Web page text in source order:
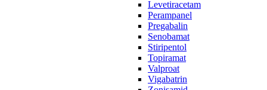
Levetiracetam
Perampanel
Pregabalin
Senobamat
Stiripentol
Topiramat
Valproat
Vigabatrin